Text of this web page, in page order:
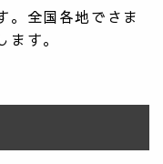
。全国各地でさま
す。